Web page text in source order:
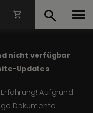
nicht verfügbar
Updates
Aufgrund
Dokumente